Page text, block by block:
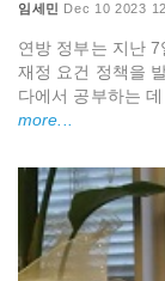
임세민 Dec 10 2023
연방 정부는 지난
재정 요건 정책을
다에서 공부하는
more...